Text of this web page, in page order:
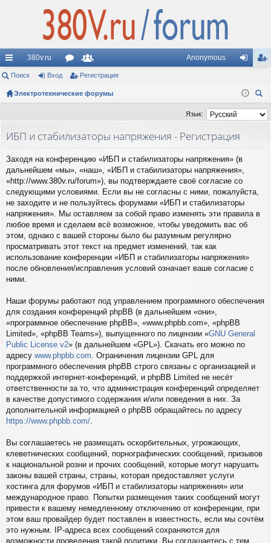
с
ы
380v.ru
ор
ум
ол
ьз
и
Anonymous
д ис
тр
Поиск Вход Регистрация
Электротехнические форумы
ск
Язык:
ИБП и стабилизаторы напряжения - Регистрация
Заходя на конференцию «ИБП и стабилизаторы напряжения» (в
дальнейшем «мы», «наш», «ИБП и стабилизаторы напряжения»,
«http://www.380v.ru/forum»), вы подтверждаете своё согласие со
следующими условиями. Если вы не согласны с ними, пожалуйста,
не заходите и не пользуйтесь форумами «ИБП и стабилизаторы
напряжения». Мы оставляем за собой право изменять эти правила в
любое время и сделаем всё возможное, чтобы уведомить вас об
этом, однако с вашей стороны было бы разумным регулярно
просматривать этот текст на предмет изменений, так как
использование конференции «ИБП и стабилизаторы напряжения»
после обновления/исправления условий означает ваше согласие с
ними.
Наши форумы работают под управлением программного обеспечения
для создания конференций phpBB (в дальнейшем «они»,
«программное обеспечение phpBB», «www.phpbb.com», «phpBB
Limited», «phpBB Teams»), выпущенного по лицензии «GNU General
Public License v2» (в дальнейшем «GPL»). Скачать его можно по
адресу www.phpbb.com . Ограничения лицензии GPL для
программного обеспечения phpBB строго связаны с организацией и
поддержкой интернет-конференций, и phpBB Limited не несёт
ответственности за то, что администрация конференций определяет
в качестве допустимого содержания и/или поведения в них. За
дополнительной информацией о phpBB обращайтесь по адресу
https://www.phpbb.com/
Вы соглашаетесь не размещать оскорбительных, угрожающих,
клеветнических сообщений, порнографических сообщений, призывов
к национальной розни и прочих сообщений, которые могут нарушить
законы вашей страны, страны, которая предоставляет услуги
хостинга для форумов «ИБП и стабилизаторы напряжения» или
международное право. Попытки размещения таких сообщений могут
привести к вашему немедленному отключению от конференции, при
этом ваш провайдер будет поставлен в известность, если мы сочтём
это нужным. IP-адреса всех сообщений сохраняются для
возможности проведения такой политики. Вы соглашаетесь с тем,